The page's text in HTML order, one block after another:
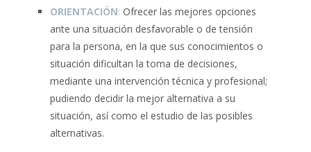
ORIENTACIÓN: Ofrecer las mejores opciones
ante una situación desfavorable o de tensión
para la persona, en la que sus conocimientos o
situación dificultan la toma de decisiones,
mediante una intervención técnica y profesional;
pudiendo decidir la mejor alternativa a su
situación, así como el estudio de las posibles
alternativas.